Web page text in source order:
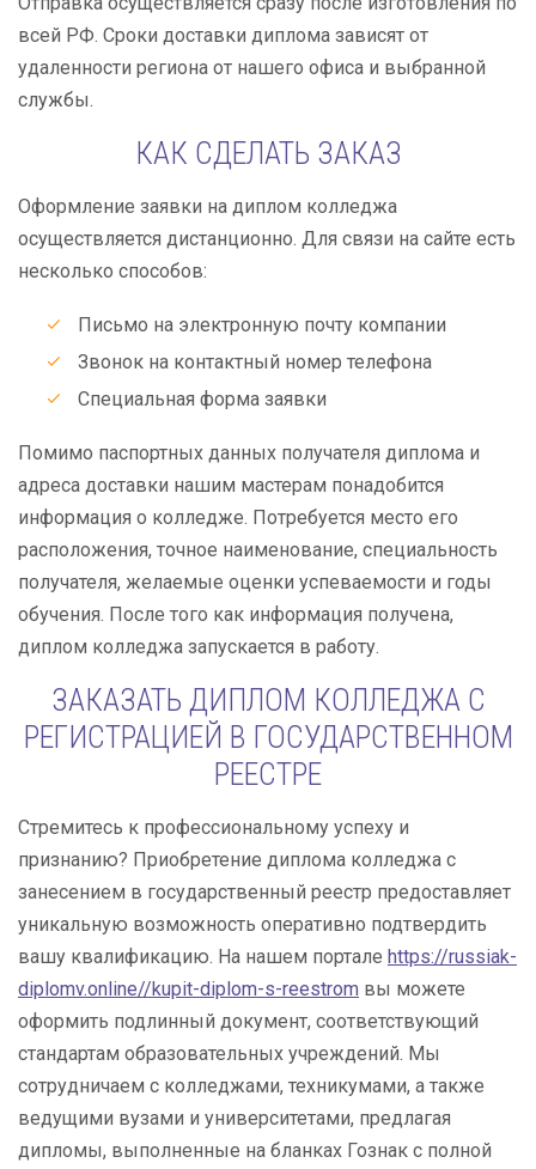
всей РФ. Сроки доставки диплома зависят от
удаленности региона от нашего офиса и выбранной
службы.
КАК СДЕЛАТЬ ЗАКАЗ
Оформление заявки на диплом колледжа
осуществляется дистанционно. Для связи на сайте есть
несколько способов:
Письмо на электронную почту компании
Звонок на контактный номер телефона
Специальная форма заявки
Помимо паспортных данных получателя диплома и
адреса доставки нашим мастерам понадобится
информация о колледже. Потребуется место его
расположения, точное наименование, специальность
получателя, желаемые оценки успеваемости и годы
обучения. После того как информация получена,
диплом колледжа запускается в работу.
ЗАКАЗАТЬ ДИПЛОМ КОЛЛЕДЖА С
РЕГИСТРАЦИЕЙ В ГОСУДАРСТВЕННОМ
РЕЕСТРЕ
Стремитесь к профессиональному успеху и
признанию? Приобретение диплома колледжа с
занесением в государственный реестр предоставляет
уникальную возможность оперативно подтвердить
вашу квалификацию. На нашем портале https://russiak-
diplomv.online//kupit-diplom-s-reestrom вы можете
оформить подлинный документ, соответствующий
стандартам образовательных учреждений. Мы
сотрудничаем с колледжами, техникумами, а также
ведущими вузами и университетами, предлагая
дипломы, выполненные на бланках Гознак с полной